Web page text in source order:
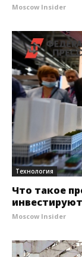
Moscow Insider
Технология
Что такое
Moscow Insider